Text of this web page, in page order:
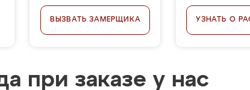
ВЫЗВАТЬ ЗАМЕРЩИКА УЗНАТЬ О
при заказе у нас